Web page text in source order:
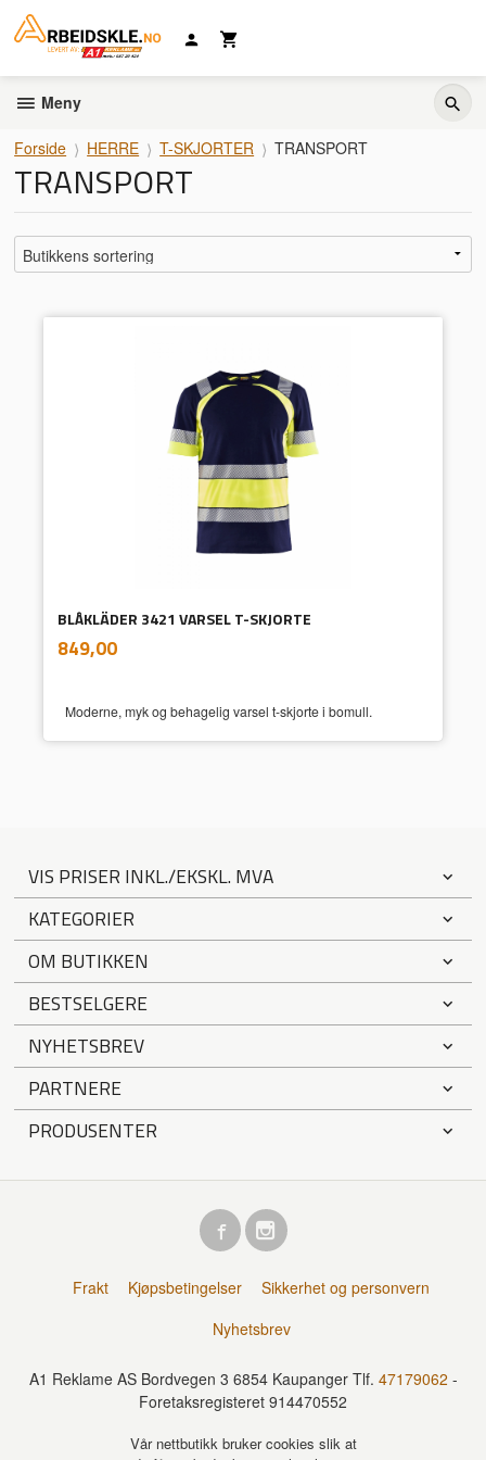
innholdet
Meny
Forside HERRE T-SKJORTER TRANSPORT
TRANSPORT
BLÅKLÄDER 3421 VARSEL T-SKJORTE
Pris
849,00mva.
Moderne, myk og behagelig varsel t-skjorte i bomull.
VIS PRISER INKL./EKSKL. MVA
KATEGORIER
OM BUTIKKEN
BESTSELGERE
NYHETSBREV
PARTNERE
PRODUSENTER
Frakt Kjøpsbetingelser
Sikkerhet og personvern
Nyhetsbrev
A1 Reklame AS Bordvegen 3 6854 Kaupanger Tlf. 47179062 -
Foretaksregisteret 914470552
Vår nettbutikk bruker cookies slik at